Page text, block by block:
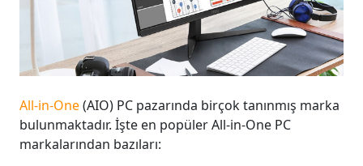
All-in-One(AIO) PC pazarında birçok tanınmış marka
bulunmaktadır. İşte en popüler All-in-One PC
markalarından bazıları: